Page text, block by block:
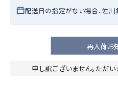
配送日の指定がない場合、佐
再入荷お
申し訳ございません。ただ